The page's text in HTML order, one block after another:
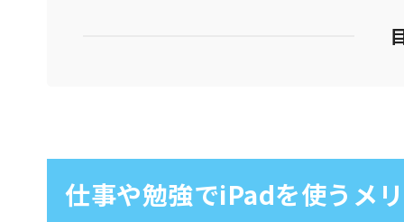
仕事や勉強でiPadを使うメ